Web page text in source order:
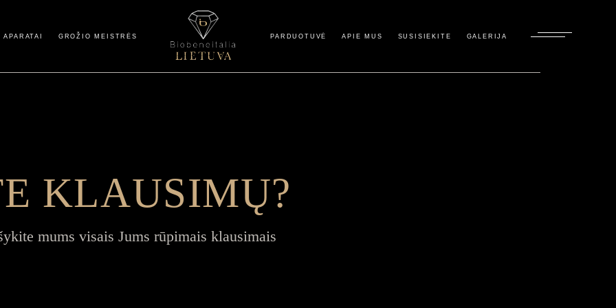
GROŽIO MEISTRĖS PARDUOTUVĖ APIE MUS SUSISIEKITE GALERIJA
Apmokėjimas
KLAUSIMŲ?
mums visais Jums rūpimais klausimais